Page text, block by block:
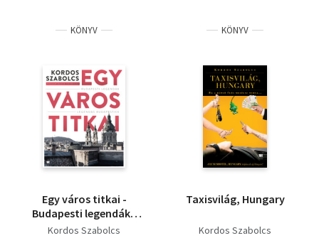
KÖNYV
Egy város titkai -
Budapesti legendák -
Legendás budapestiek
Kordos Szabolcs
KÖNYV
Taxisvilág, Hungary
Kordos Szabolcs